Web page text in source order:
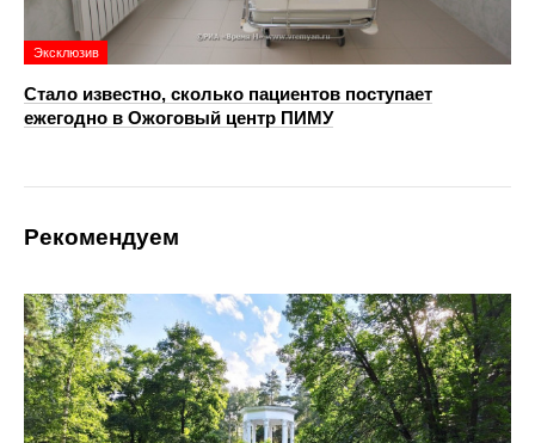
Эксклюзив
Стало известно, сколько пациентов поступает
ежегодно в Ожоговый центр ПИМУ
Рекомендуем